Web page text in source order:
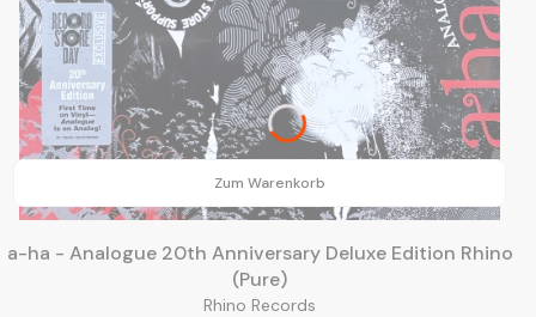
Zum Warenkorb
a-ha - Analogue 20th Anniversary Deluxe Edition Rhino
(Pure)
Rhino Records